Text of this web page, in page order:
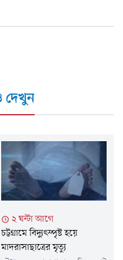
২ ঘন্টা আগে
চট্টগ্রামে বিদ্যুৎস্পৃষ্ট হয়ে
মাদরাসাছাত্রের মৃত্যু